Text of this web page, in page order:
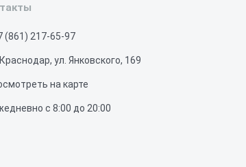
(861) 217-65-97
ул. Янковского, 169
на карте
с 8:00 до 20:00